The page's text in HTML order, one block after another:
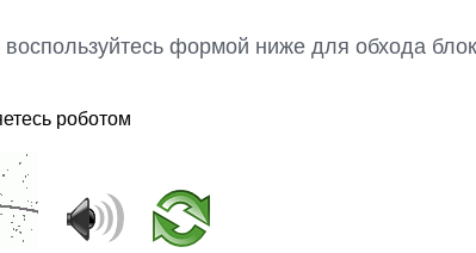
формой ниже для обхода
роботом